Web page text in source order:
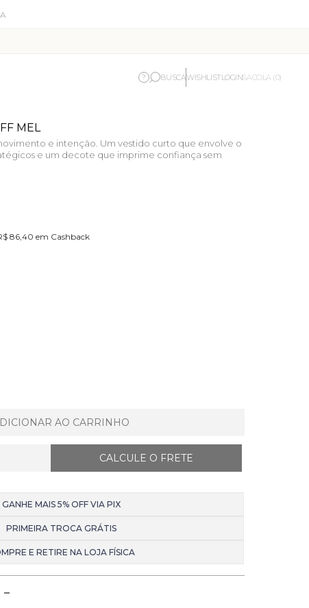
? BUSCAWISHLISTLOGINSACOLA (0)
MEL
e intenção. Um vestido curto que envolve o
e um decote que imprime confiança sem
86,40 em Cashback
AO CARRINHO
GANHE MAIS 5% OFF VIA PIX
PRIMEIRA TROCA GRÁTIS
E RETIRE NA LOJA FÍSICA